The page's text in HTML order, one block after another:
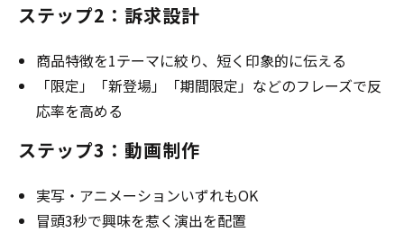
ステップ2：訴求設計
商品特徴を1テーマに絞り、短く印象的に伝える
「限定」「新登場」「期間限定」などのフレーズで反
応率を高める
ステップ3：動画制作
実写・アニメーションいずれもOK
冒頭3秒で興味を惹く演出を配置